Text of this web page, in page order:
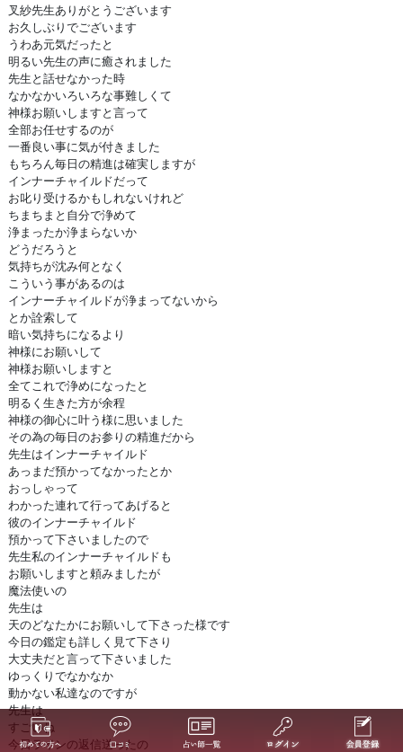
叉紗先生ありがとうございます
お久しぶりでございます
うわあ元気だったと
明るい先生の声に癒されました
先生と話せなかった時
なかなかいろいろな事難しくて
神様お願いしますと言って
全部お任せするのが
一番良い事に気が付きました
もちろん毎日の精進は確実しますが
インナーチャイルドだって
お叱り受けるかもしれないけれど
ちまちまと自分で浄めて
浄まったか浄まらないか
どうだろうと
気持ちが沈み何となく
こういう事があるのは
インナーチャイルドが浄まってないから
とか詮索して
暗い気持ちになるより
神様にお願いして
神様お願いしますと
全てこれで浄めになったと
明るく生きた方が余程
神様の御心に叶う様に思いました
その為の毎日のお参りの精進だから
先生はインナーチャイルド
あっまだ預かってなかったとか
おっしゃって
わかった連れて行ってあげると
彼のインナーチャイルド
預かって下さいましたので
先生私のインナーチャイルドも
お願いしますと頼みましたが
魔法使いの
先生は
天のどなたかにお願いして下さった様です
今日の鑑定も詳しく見て下さり
大丈夫だと言って下さいました
ゆっくりでなかなか
動かない私達なのですが
先生は
すごいね
今日ラインの返信送ったの